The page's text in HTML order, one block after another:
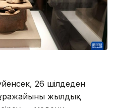
26 шілдеден
жылдық